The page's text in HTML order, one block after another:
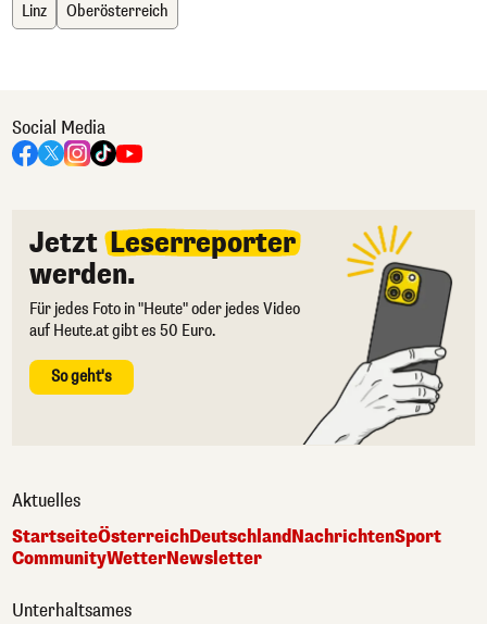
Linz
Oberösterreich
Social Media
Jetzt Leserreporter
werden.
Für jedes Foto in "Heute" oder jedes Video
auf Heute.at gibt es 50 Euro.
So geht's
Aktuelles
StartseiteÖsterreichDeutschlandNachrichtenSport
CommunityWetterNewsletter
Unterhaltsames